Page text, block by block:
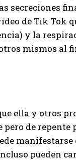
secreciones
de Tik Tok
y la
mismos
ella y otros
de
pueden